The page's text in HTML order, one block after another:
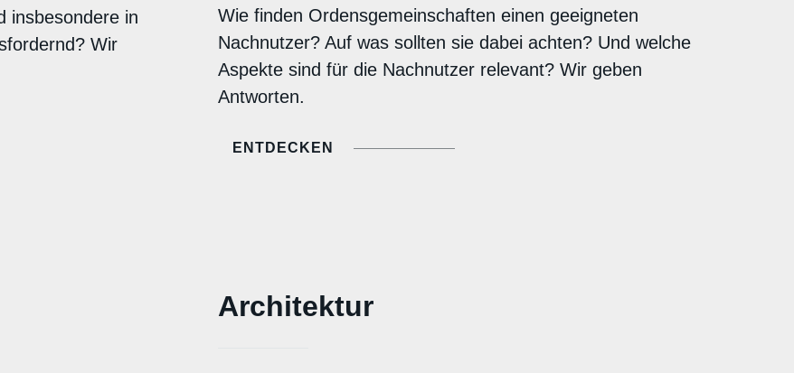
insbesondere in
Wir
Wie finden Ordensgemeinschaften einen geeigneten
Nachnutzer? Auf was sollten sie dabei achten? Und welche
Aspekte sind für die Nachnutzer relevant? Wir geben
Antworten.
ENTDECKEN
Architektur